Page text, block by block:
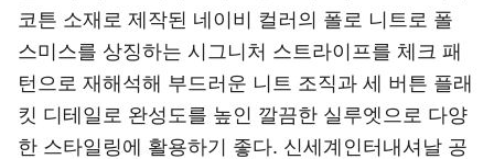
코튼 소재로 제작된 네이비 컬러의 폴로 니트로 폴
스미스를 상징하는 시그니처 스트라이프를 체크 패
턴으로 재해석해 부드러운 니트 조직과 세 버튼 플래
킷 디테일로 완성도를 높인 깔끔한 실루엣으로 다양
한 스타일링에 활용하기 좋다. 신세계인터내셔날 공